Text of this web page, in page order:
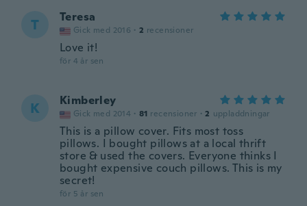
T Teresa
Gick med 2016 · 2 recensioner
Love it!
för 4 år sen
K Kimberley
Gick med 2014 · 81 recensioner · 2 uppladdningar
This is a pillow cover. Fits most toss
pillows. I bought pillows at a local thrift
store & used the covers. Everyone thinks I
bought expensive couch pillows. This is my
secret!
för 5 år sen